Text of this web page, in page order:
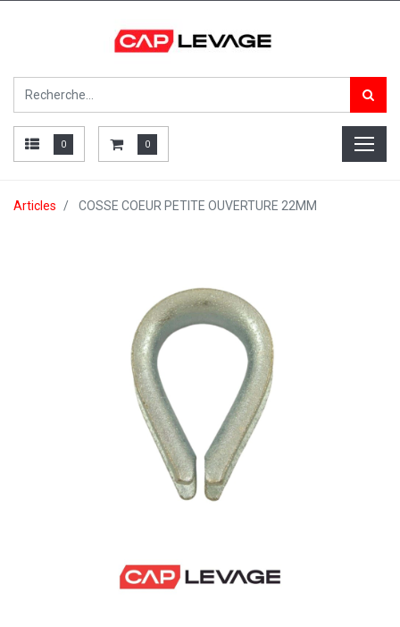
0 0
Articles COSSE COEUR PETITE OUVERTURE 22MM